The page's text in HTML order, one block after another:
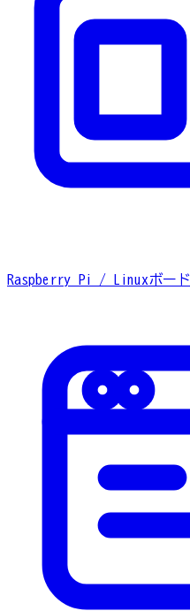
Raspberry Pi / Linuxボード